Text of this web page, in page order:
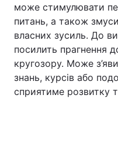
може стимулювати
питань, а також
власних зусиль. До
посилить прагнення
кругозору. Може
знань, курсів або
сприятиме розвитку